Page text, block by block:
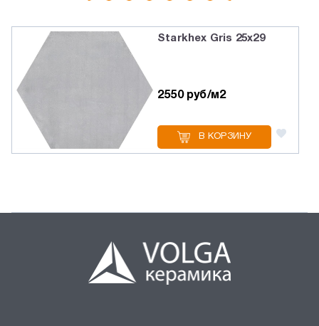
Starkhex Gris 25х29
2550 руб/м2
В КОРЗИНУ